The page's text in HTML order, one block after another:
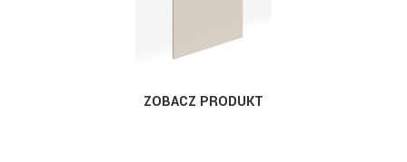
ZOBACZ PRODUKT